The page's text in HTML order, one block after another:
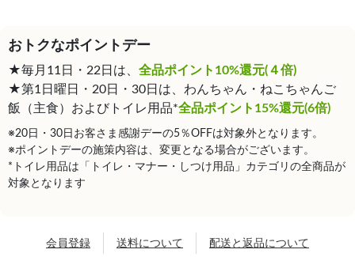
おトクなポイントデー
★毎月11日・22日は、 全品ポイント10%還元(４倍)
★第1日曜日・20日・30日は、わんちゃん・ねこちゃんご
飯（主食）およびトイレ用品*全品ポイント15%還元(6倍)
※20日・30日お客さま感謝デーの5％OFFは対象外となります。
※ポイントデーの施策内容は、変更となる場合がございます。
*トイレ用品は「トイレ・マナー・しつけ用品」カテゴリの全商品が
対象となります
会員登録 送料について 配送と返品について